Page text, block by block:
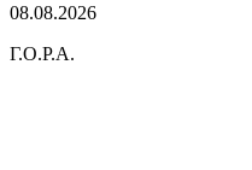
08.08.2026
Г.О.Р.А.